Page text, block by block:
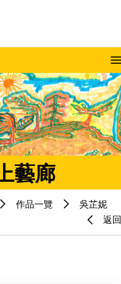
鍵）
A A A
藝術家
藝廊
作品一覽
吳芷妮
返回